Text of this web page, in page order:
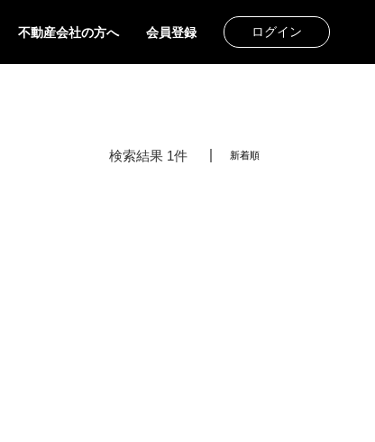
不動産会社の方へ 会員登録 ログイン
検索結果 1件 新着順